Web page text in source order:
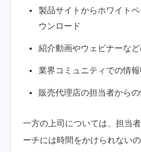
製品サイトからホワイト
ウンロード
紹介動画やウェビナーな
業界コミュニティでの情
販売代理店の担当者から
一方の上司については、担当
ーチには時間をかけられない